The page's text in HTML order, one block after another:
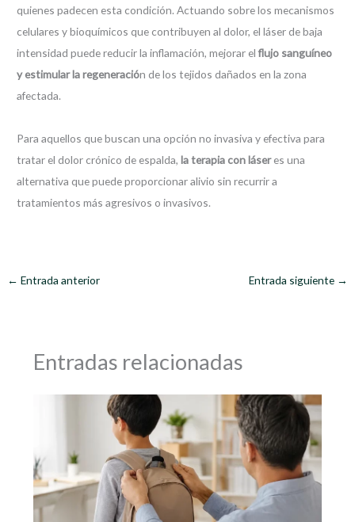
quienes padecen esta condición. Actuando sobre los mecanismos
celulares y bioquímicos que contribuyen al dolor, el láser de baja
intensidad puede reducir la inflamación, mejorar elflujo sanguíneo
y estimular la regeneración de los tejidos dañados en la zona
afectada.
Para aquellos que buscan una opción no invasiva y efectiva para
tratar el dolor crónico de espalda, la terapia con láseres una
alternativa que puede proporcionar alivio sin recurrir a
tratamientos más agresivos o invasivos.
← Entrada anterior Entrada siguiente →
Entradas relacionadas